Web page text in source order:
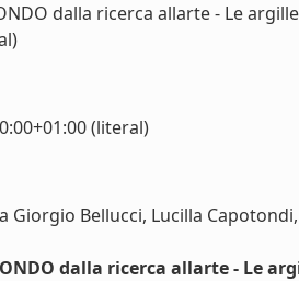
dalla ricerca allarte - Le
(literal)
Giorgio Bellucci, Lucilla
dalla ricerca allarte - Le